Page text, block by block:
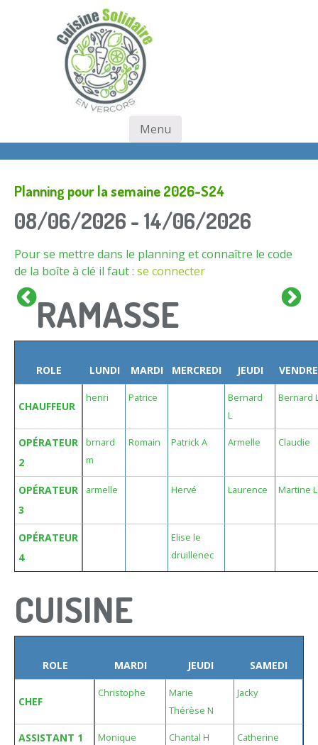
Menu
Planning pour la semaine 2026-S24
08/06/2026 - 14/06/2026
Pour se mettre dans le planning et connaître le code
de la boîte à clé il faut : se connecter
RAMASSE
ROLE LUNDI MARDI MERCREDI JEUDI
CHAUFFEUR
henri Patrice
Bernard
L
Bernard
OPÉRATEUR
2
brnard
m
Romain Patrick A Armelle Claudie
OPÉRATEUR
3
armelle Hervé Laurence Martine L
OPÉRATEUR
4
Elise le
druillenec
CUISINE
ROLE MARDI JEUDI SAMEDI
CHEF
Christophe
Marie
Thérèse N
Jacky
ASSISTANT 1 Monique Chantal H Catherine